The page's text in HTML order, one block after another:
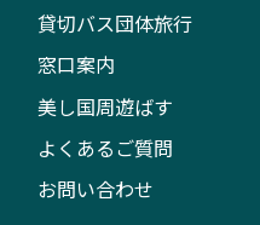
貸切バス団体旅行
窓口案内
美し国周遊ばす
よくあるご質問
お問い合わせ